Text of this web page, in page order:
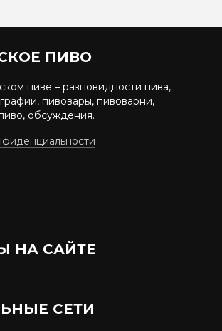
ПИВО
пиве – разновидности пива,
пивовары, пивоварни,
обсуждения.
НА САЙТЕ
СЕТИ